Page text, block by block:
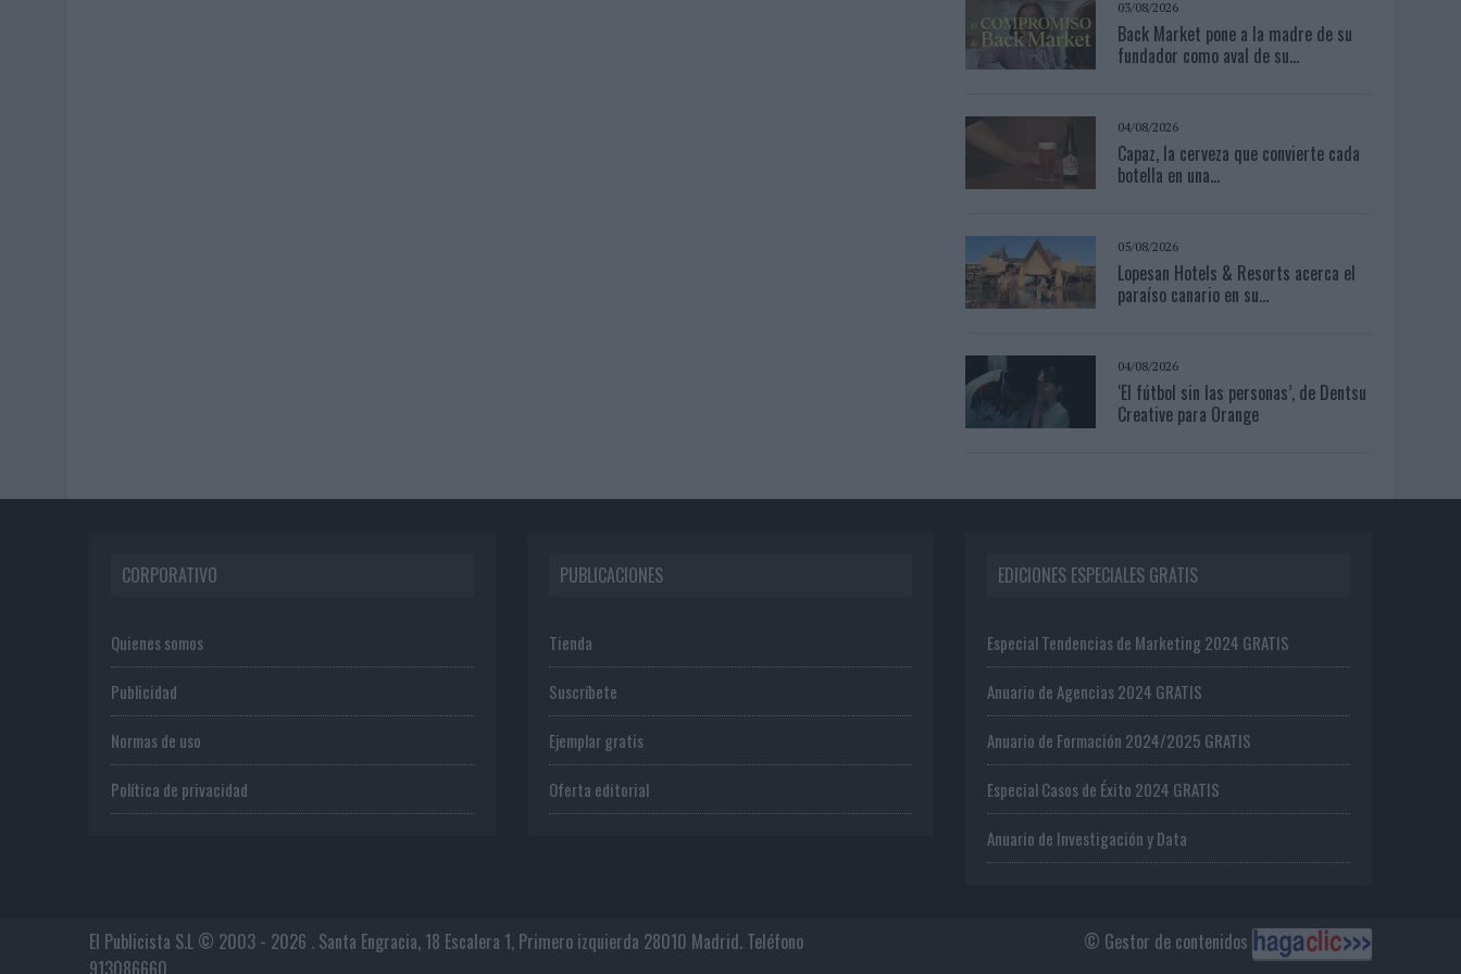
03/08/2026
Back Market pone a la madre de su
fundador como aval de su...
04/08/2026
Capaz, la cerveza que convierte cada
botella en una...
05/08/2026
Lopesan Hotels & Resorts acerca el
paraíso canario en su...
04/08/2026
‘El fútbol sin las personas’, de Dentsu
Creative para Orange
CORPORATIVO
Quienes somos
Publicidad
Normas de uso
Política de privacidad
PUBLICACIONES
Tienda
Suscríbete
Ejemplar gratis
Oferta editorial
EDICIONES ESPECIALES GRATIS
Especial Tendencias de Marketing 2024 GRATIS
Anuario de Agencias 2024 GRATIS
Anuario de Formación 2024/2025 GRATIS
Especial Casos de Éxito 2024 GRATIS
Anuario de Investigación y Data
© Gestor de contenidos
El Publicista S.L © 2003 - 2026 . Santa Engracia, 18 Escalera 1, Primero izquierda 28010 Madrid. Teléfono
913086660.